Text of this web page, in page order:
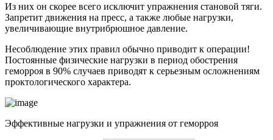
Из них он скорее всего исключит упражнения становой тяги.
Запретит движения на пресс, а также любые нагрузки,
увеличивающие внутрибрюшное давление.
Несоблюдение этих правил обычно приводит к операции!
Постоянные физические нагрузки в период обострения
геморроя в 90% случаев приводят к серьезным осложнениям
проктологического характера.
Эффективные нагрузки и упражнения от геморроя